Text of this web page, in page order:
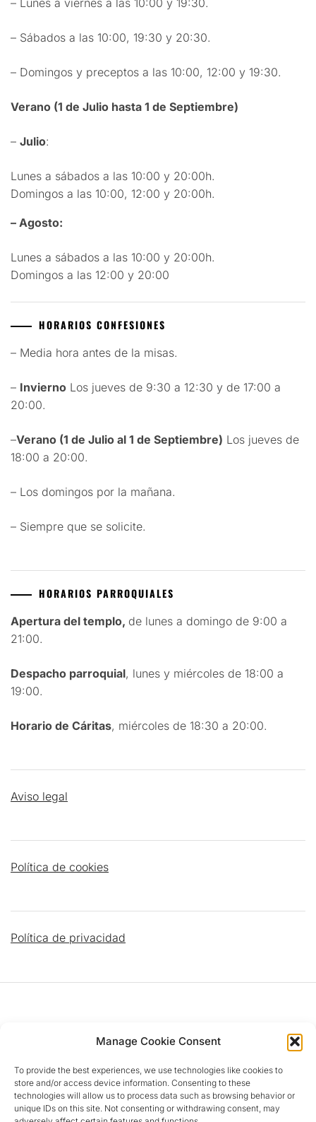
Manage Cookie Consent
To provide the best experiences, we use technologies like cookies to
store and/or access device information. Consenting to these
technologies will allow us to process data such as browsing behavior or
unique IDs on this site. Not consenting or withdrawing consent, may
– Lunes a viernes a las 10:00 y 19:30.
– Sábados a las 10:00, 19:30 y 20:30.
– Domingos y preceptos a las 10:00, 12:00 y 19:30.
Verano (1 de Julio hasta 1 de Septiembre)
– Julio:
Lunes a sábados a las 10:00 y 20:00h.
Domingos a las 10:00, 12:00 y 20:00h.
– Agosto:
Lunes a sábados a las 10:00 y 20:00h.
Domingos a las 12:00 y 20:00
HORARIOS CONFESIONES
– Media hora antes de la misas.
– Invierno Los jueves de 9:30 a 12:30 y de 17:00 a
20:00.
–Verano (1 de Julio al 1 de Septiembre) Los jueves de
18:00 a 20:00.
– Los domingos por la mañana.
– Siempre que se solicite.
HORARIOS PARROQUIALES
Apertura del templo, de lunes a domingo de 9:00 a
21:00.
Despacho parroquial, lunes y miércoles de 18:00 a
19:00.
Horario de Cáritas, miércoles de 18:30 a 20:00.
Aviso legal
Política de cookies
Política de privacidad
DATOS PARROQUIALES
Dirección: C/ Islas Cíes, 4 28924 Alcorcón (MADRID)
Teléfono Parroquia:‎+34 916 11 31 28
Email:parroquiainmaculada@gmail.com